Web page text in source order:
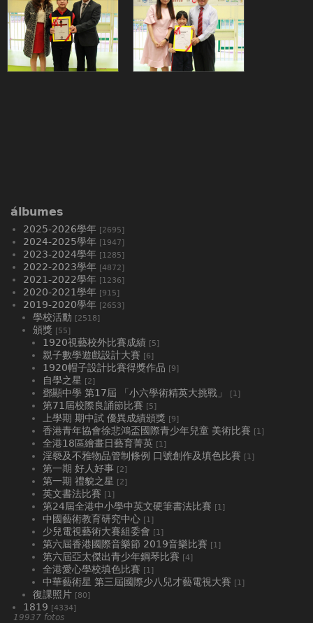
álbumes
2025-2026學年 [2695]
2024-2025學年 [1947]
2023-2024學年 [1285]
2022-2023學年 [4872]
2021-2022學年 [1236]
2020-2021學年 [915]
2019-2020學年 [2653]
學校活動 [2518]
頒獎 [55]
1920視藝校外比賽成績 [5]
親子數學遊戲設計大賽 [6]
1920帽子設計比賽得獎作品 [9]
自學之星 [2]
鄧顯中學 第17屆 「小六學術精英大挑戰」 [1]
第71屆校際良誦節比賽 [5]
上學期 期中試 優異成績頒獎 [9]
香港青年協會徐悲鴻盃國際青少年兒童 美術比賽 [1]
全港18區繪畫日藝育菁英 [1]
淫褻及不雅物品管制條例 口號創作及填色比賽 [1]
第一期 好人好事 [2]
第一期 禮貌之星 [2]
英文書法比賽 [1]
第24屆全港中小學中英文硬筆書法比賽 [1]
中國藝術教育研究中心 [1]
少兒電視藝術大賽組委會 [1]
第六屆香港國際音樂節 2019音樂比賽 [1]
第六屆亞太傑出青少年鋼琴比賽 [4]
全港愛心學校填色比賽 [1]
中華藝術星 第三屆國際少八兒才藝電視大賽 [1]
復課照片 [80]
1819 [4334]
19937 fotos